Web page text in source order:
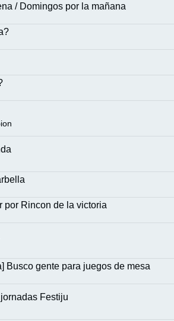
/ Domingos por la mañana
por Rincon de la victoria
Busco gente para juegos de mesa
Festiju